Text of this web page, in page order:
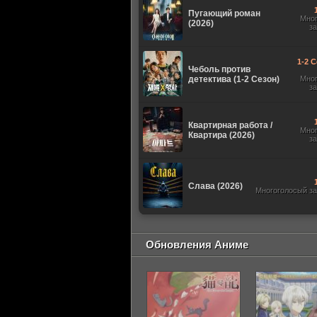
Пугающий роман
(2026)
Чеболь против
детектива (1-2 Сезон)
1-2
Квартирная работа /
Квартира (2026)
Слава (2026)
Многоголосый
Обновления Аниме